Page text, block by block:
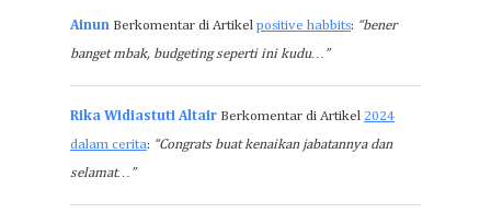
Ainun Berkomentar di Artikel positive habbits: “bener
banget mbak, budgeting seperti ini kudu…”
Rika Widiastuti Altair Berkomentar di Artikel 2024
dalam cerita: “Congrats buat kenaikan jabatannya dan
selamat…”